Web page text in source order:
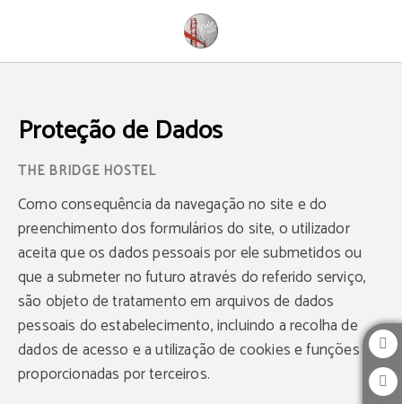
Proteção de Dados
Como consequência da navegação no site e do
preenchimento dos formulários do site, o utilizador
aceita que os dados pessoais por ele submetidos ou
que a submeter no futuro através do referido serviço,
são objeto de tratamento em arquivos de dados
pessoais do estabelecimento, incluindo a recolha de
dados de acesso e a utilização de cookies e funções
proporcionadas por terceiros.